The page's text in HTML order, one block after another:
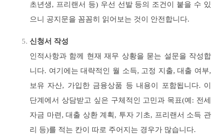
초년생, 프리랜서 등) 우선 선발 등의 조건이 붙을 수 있
으니 공지문을 꼼꼼히 읽어보는 것이 안전합니다.
신청서 작성
인적사항과 함께 현재 재무 상황을 묻는 설문을 작성합
니다. 여기에는 대략적인 월 소득, 고정 지출, 대출 여부,
보유 자산, 가입한 금융상품 등 내용이 포함됩니다. 이
단계에서 상담받고 싶은 구체적인 고민과 목표(예: 전세
자금 마련, 대출 상환 계획, 투자 기초, 프리랜서 소득 관
리 등)를 적는 칸이 따로 주어지는 경우가 많습니다.